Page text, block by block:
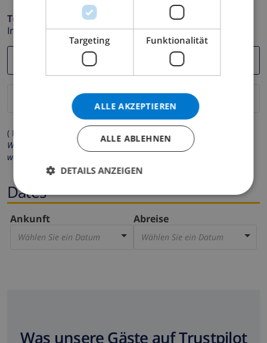
Telefonnummer *
Im Fall Ihre E-mail Adresse nicht korrekt funktioniert.
( Felder mit Sternchen (*) müssen ausgefüllt werden )
Wir respektieren Ihre Privatsphäre. Ihre persönlichen Daten
werden zu keiner Zeit an Dritte weitergegeben.
Dates
Ankunft
Wählen Sie ein Datum
Abreise
Wählen Sie ein Datum
Was unsere Gäste auf Trustpilot
Targeting Funktionalität
ALLE AKZEPTIEREN
ALLE ABLEHNEN
DETAILS ANZEIGEN